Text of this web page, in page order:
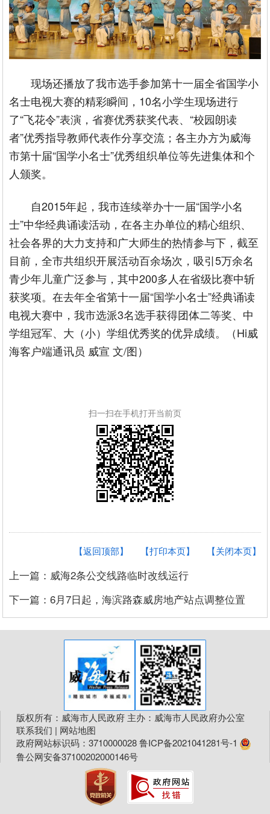
现场还播放了我市选手参加第十一届全省国学小
名士电视大赛的精彩瞬间，10名小学生现场进行
了“飞花令”表演，省赛优秀获奖代表、“校园朗读
者”优秀指导教师代表作分享交流；各主办方为威海
市第十届“国学小名士”优秀组织单位等先进集体和个
人颁奖。
自2015年起，我市连续举办十一届“国学小名
士”中华经典诵读活动，在各主办单位的精心组织、
社会各界的大力支持和广大师生的热情参与下，截至
目前，全市共组织开展活动百余场次，吸引5万余名
青少年儿童广泛参与，其中200多人在省级比赛中斩
获奖项。在去年全省第十一届“国学小名士”经典诵读
电视大赛中，我市选派3名选手获得团体二等奖、中
学组冠军、大（小）学组优秀奖的优异成绩。（Hi威
海客户端通讯员 威宣 文/图）
扫一扫在手机打开当前页
【关闭本页】
【打印本页】
【返回顶部】
上一篇：威海2条公交线路临时改线运行
下一篇：6月7日起，海滨路森威房地产站点调整位置
版权所有：威海市人民政府 主办：威海市人民政府办公室
联系我们 | 网站地图
政府网站标识码：3710000028鲁ICP备2021041281号-1
鲁公网安备37100202000146号